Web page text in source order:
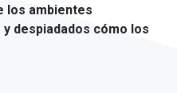
los ambientes
despiadados cómo los